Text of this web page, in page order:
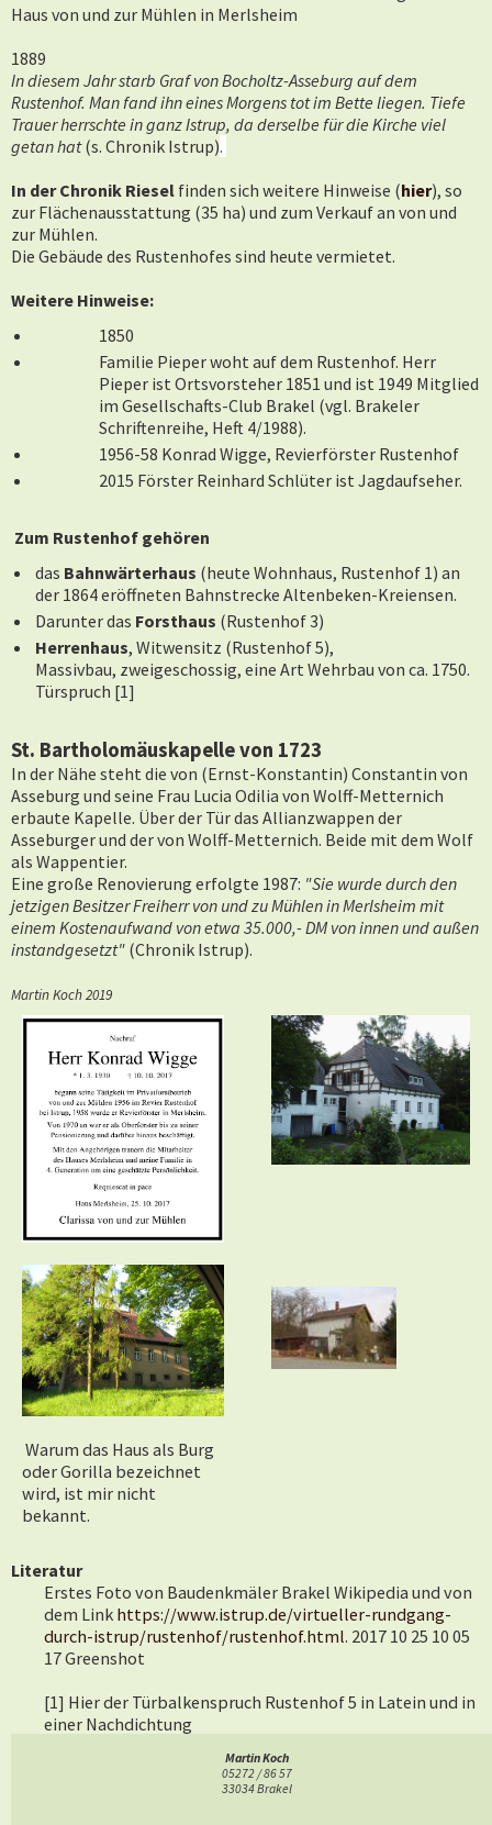
Haus von und zur Mühlen in Merlsheim
1889
In diesem Jahr starb Graf von Bocholtz-Asseburg auf dem
Rustenhof. Man fand ihn eines Morgens tot im Bette liegen. Tiefe
Trauer herrschte in ganz Istrup, da derselbe für die Kirche viel
getan hat(s. Chronik Istrup).
In der Chronik Riesel finden sich weitere Hinweise (hier), so
zur Flächenausstattung (35 ha) und zum Verkauf an von und
zur Mühlen.
Die Gebäude des Rustenhofes sind heute vermietet.
Weitere Hinweise:
1850
Familie Pieper woht auf dem Rustenhof. Herr
Pieper ist Ortsvorsteher 1851 und ist 1949 Mitglied
im Gesellschafts-Club Brakel (vgl. Brakeler
Schriftenreihe, Heft 4/1988).
1956-58 Konrad Wigge, Revierförster Rustenhof
2015 Förster Reinhard Schlüter ist Jagdaufseher.
Zum Rustenhof gehören
das Bahnwärterhaus (heute Wohnhaus, Rustenhof 1) an
der 1864 eröffneten Bahnstrecke Altenbeken-Kreiensen.
Darunter das Forsthaus (Rustenhof 3)
Herrenhaus, Witwensitz (Rustenhof 5),
Massivbau, zweigeschossig, eine Art Wehrbau von ca. 1750.
Türspruch [1]
St. Bartholomäuskapelle von 1723
In der Nähe steht die von (Ernst-Konstantin) Constantin von
Asseburg und seine Frau Lucia Odilia von Wolff-Metternich
erbaute Kapelle. Über der Tür das Allianzwappen der
Asseburger und der von Wolff-Metternich. Beide mit dem Wolf
als Wappentier.
Eine große Renovierung erfolgte 1987: "Sie wurde durch den
jetzigen Besitzer Freiherr von und zu Mühlen in Merlsheim mit
einem Kostenaufwand von etwa 35.000,- DM von innen und außen
instandgesetzt" (Chronik Istrup).
Martin Koch 2019
Warum das Haus als Burg
oder Gorilla bezeichnet
wird, ist mir nicht
bekannt.
Literatur
Erstes Foto von Baudenkmäler Brakel Wikipedia und von
dem Link https://www.istrup.de/virtueller-rundgang-
durch-istrup/rustenhof/rustenhof.html. 2017 10 25 10 05
17 Greenshot
[1] Hier der Türbalkenspruch Rustenhof 5 in Latein und in
einer Nachdichtung
- CONSICITUR NITIDIS FUNDATA PECUNIA VILLIS
HORAT(ius) – LIB(ri) EPIST(ula) = Horaz – Briefe (7. Brief)
Martin Koch
05272 / 86 57
33034 Brakel